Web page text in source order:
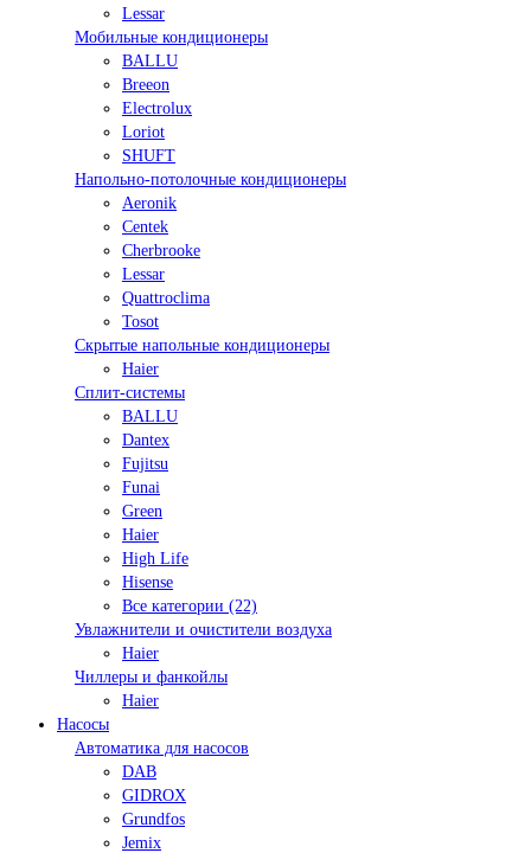
Lessar
Мобильные кондиционеры
BALLU
Breeon
Electrolux
Loriot
SHUFT
Напольно-потолочные кондиционеры
Aeronik
Centek
Cherbrooke
Lessar
Quattroclima
Tosot
Скрытые напольные кондиционеры
Haier
Сплит-системы
BALLU
Dantex
Fujitsu
Funai
Green
Haier
High Life
Hisense
Все категории (22)
Увлажнители и очистители воздуха
Haier
Чиллеры и фанкойлы
Haier
Насосы
Автоматика для насосов
DAB
GIDROX
Grundfos
Jemix